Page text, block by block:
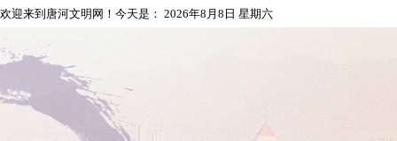
欢迎来到唐河文明网！今天是： 2026年8月8日 星期六